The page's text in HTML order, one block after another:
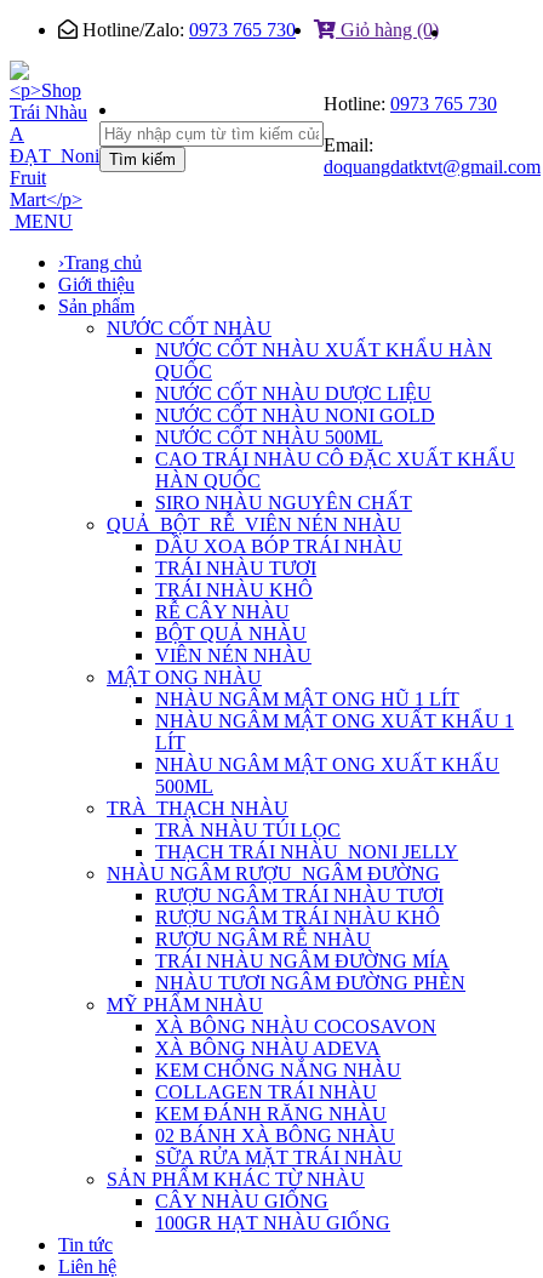
Hotline/Zalo: 0973 765 730 Giỏ hàng (0)
Tìm kiếm
Hotline: 0973 765 730
Email:
doquangdatktvt@gmail.com
MENU
›Trang chủ
Giới thiệu
Sản phẩm
NƯỚC CỐT NHÀU
NƯỚC CỐT NHÀU XUẤT KHẨU HÀN
QUỐC
NƯỚC CỐT NHÀU DƯỢC LIỆU
NƯỚC CỐT NHÀU NONI GOLD
NƯỚC CỐT NHÀU 500ML
CAO TRÁI NHÀU CÔ ĐẶC XUẤT KHẨU
HÀN QUỐC
SIRO NHÀU NGUYÊN CHẤT
QUẢ_BỘT_RỄ_VIÊN NÉN NHÀU
DẦU XOA BÓP TRÁI NHÀU
TRÁI NHÀU TƯƠI
TRÁI NHÀU KHÔ
RỄ CÂY NHÀU
BỘT QUẢ NHÀU
VIÊN NÉN NHÀU
MẬT ONG NHÀU
NHÀU NGÂM MẬT ONG HŨ 1 LÍT
NHÀU NGÂM MẬT ONG XUẤT KHẨU 1
LÍT
NHÀU NGÂM MẬT ONG XUẤT KHẨU
500ML
TRÀ_THẠCH NHÀU
TRÀ NHÀU TÚI LỌC
THẠCH TRÁI NHÀU_NONI JELLY
NHÀU NGÂM RƯỢU_NGÂM ĐƯỜNG
RƯỢU NGÂM TRÁI NHÀU TƯƠI
RƯỢU NGÂM TRÁI NHÀU KHÔ
RƯỢU NGÂM RỄ NHÀU
TRÁI NHÀU NGÂM ĐƯỜNG MÍA
NHÀU TƯƠI NGÂM ĐƯỜNG PHÈN
MỸ PHẨM NHÀU
XÀ BÔNG NHÀU COCOSAVON
XÀ BÔNG NHÀU ADEVA
KEM CHỐNG NẮNG NHÀU
COLLAGEN TRÁI NHÀU
KEM ĐÁNH RĂNG NHÀU
02 BÁNH XÀ BÔNG NHÀU
SỮA RỬA MẶT TRÁI NHÀU
SẢN PHẨM KHÁC TỪ NHÀU
CÂY NHÀU GIỐNG
100GR HẠT NHÀU GIỐNG
Tin tức
Liên hệ